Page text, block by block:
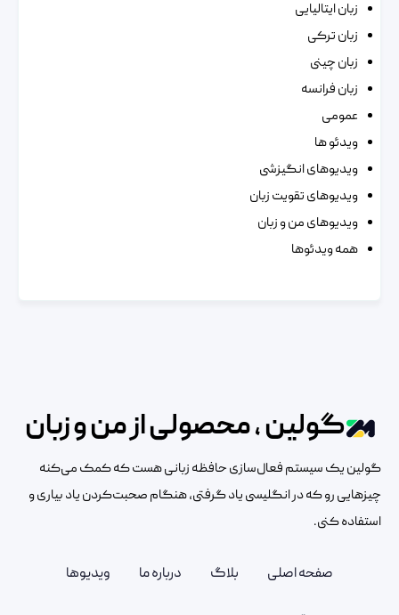
زبان ایتالیایی
زبان ترکی
زبان چینی
زبان فرانسه
عمومی
ویدئو ها
ویدیوهای انگیزشی
ویدیوهای تقویت زبان
ویدیوهای من و زبان
همه ویدئوها
گولین ، محصولی از من و زبان
گولین یک سیستم فعال‌سازی حافظه زبانی هست که کمک می‌کنه
چیزهایی رو که در انگلیسی یاد گرفتی، هنگام صحبت‌کردن یاد بیاری و
استفاده کنی.
صفحه اصلی بلاگ درباره ما ویدیوها